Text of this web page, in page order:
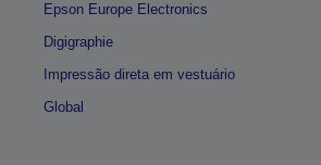
Epson Europe Electronics
Digigraphie
Impressão direta em vestuário
Global